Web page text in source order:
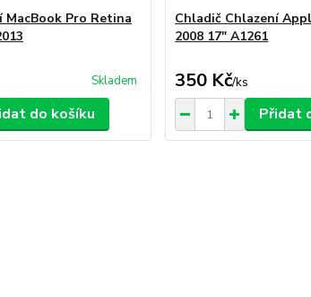
MacBook Pro Retina
Skladem
do košíku
Chladič Chlazení
2008 17" A1261
350 Kč/ks
Přidat